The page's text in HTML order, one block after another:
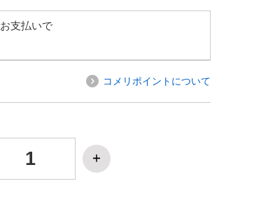
支払いで
コメリポイントについて